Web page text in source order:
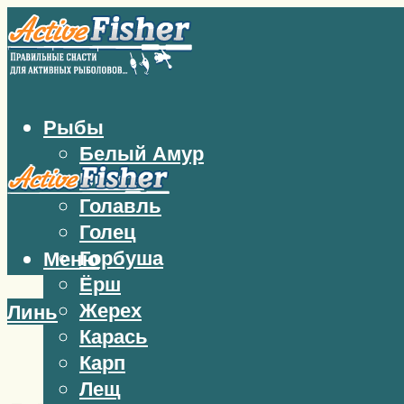
Рыбы
Белый Амур
Бычок
Голавль
Голец
Горбуша
Ёрш
Жерех
Карась
Карп
Лещ
Меню
Линь